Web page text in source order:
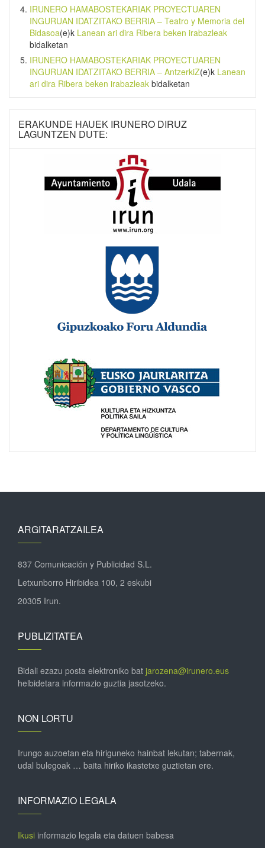
IRUNERO HAMABOSTEKARIAK PROYECTUAREN
INGURUAN IDATZITAKO BERRIA – Teatro y Memoria del
Bidasoa(e)k Lanean ari dira Ribera beken irabazleak
bidalketan
IRUNERO HAMABOSTEKARIAK PROYECTUAREN
INGURUAN IDATZITAKO BERRIA – AntzerkiZ(e)k Lanean
ari dira Ribera beken irabazleak bidalketan
ERAKUNDE HAUEK IRUNERO DIRUZ
LAGUNTZEN DUTE:
ARGITARATZAILEA
837 Comunicación y Publicidad S.L.
Letxunborro Hiribidea 100, 2 eskubi
20305 Irun.
PUBLIZITATEA
Bidali ezazu posta elektroniko bat jarozena@irunero.eus
helbidetara informazio guztia jasotzeko.
NON LORTU
Irungo auzoetan eta hiriguneko hainbat lekutan; tabernak,
udal bulegoak … baita hiriko ikastetxe guztietan ere.
INFORMAZIO LEGALA
Ikusi informazio legala eta datuen babesa